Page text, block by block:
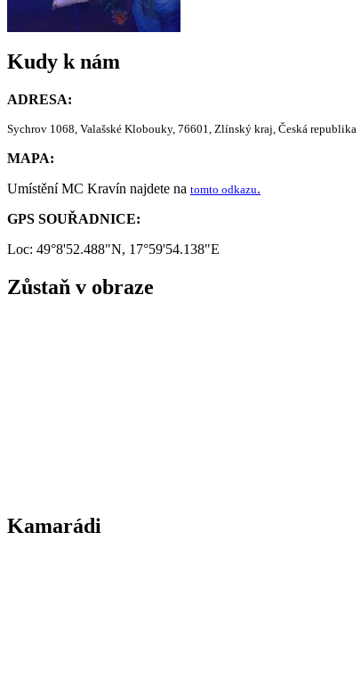
Kudy k nám
ADRESA:
Sychrov 1068, Valašské Klobouky, 76601, Zlínský kraj, Česká republika
MAPA:
Umístění MC Kravín najdete na tomto odkazu.
GPS SOUŘADNICE:
Loc: 49°8'52.488"N, 17°59'54.138"E
Zůstaň v obraze
Kamarádi